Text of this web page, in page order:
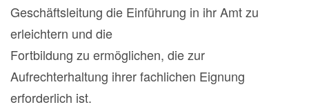
Geschäftsleitung die Einführung in ihr Amt zu
erleichtern und die
Fortbildung zu ermöglichen, die zur
Aufrechterhaltung ihrer fachlichen Eignung
erforderlich ist.